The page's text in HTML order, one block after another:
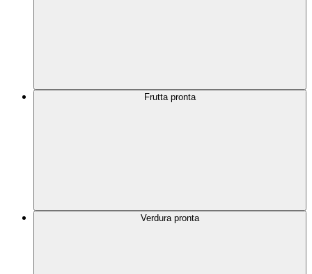
Frutta pronta
Verdura pronta